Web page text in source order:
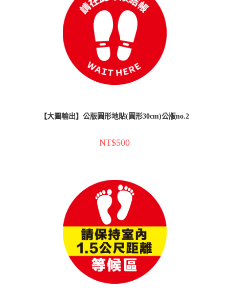
【大圖輸出】公版圓形地貼(圓形30cm)公版no.2
NT$500